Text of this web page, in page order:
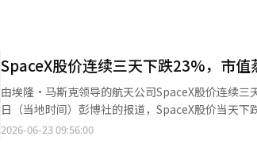
SpaceX股价连续三天下跌23%，市
由埃隆·马斯克领导的航天公司SpaceX股价连续三天
日（当地时间）彭博社的报道，SpaceX股价当天
三个交易日的累计跌幅扩大至23%，在此期间市值减少超过6000亿美元。 目前，
2026-06-23 09:56:00